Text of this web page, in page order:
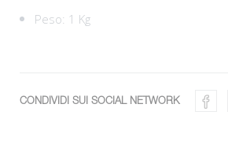
Peso: 1 Kg
CONDIVIDI SUI SOCIAL NETWORK